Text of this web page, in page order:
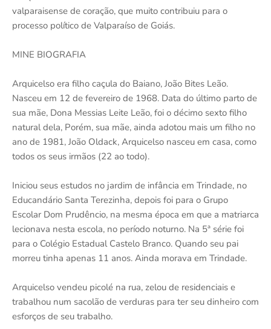
valparaisense de coração, que muito contribuiu para o
processo político de Valparaíso de Goiás.
MINE BIOGRAFIA
Arquicelso era filho caçula do Baiano, João Bites Leão.
Nasceu em 12 de fevereiro de 1968. Data do último parto de
sua mãe, Dona Messias Leite Leão, foi o décimo sexto filho
natural dela, Porém, sua mãe, ainda adotou mais um filho no
ano de 1981, João Oldack, Arquicelso nasceu em casa, como
todos os seus irmãos (22 ao todo).
Iniciou seus estudos no jardim de infância em Trindade, no
Educandário Santa Terezinha, depois foi para o Grupo
Escolar Dom Prudêncio, na mesma época em que a matriarca
lecionava nesta escola, no período noturno. Na 5ª série foi
para o Colégio Estadual Castelo Branco. Quando seu pai
morreu tinha apenas 11 anos. Ainda morava em Trindade.
Arquicelso vendeu picolé na rua, zelou de residenciais e
trabalhou num sacolão de verduras para ter seu dinheiro com
esforços de seu trabalho.